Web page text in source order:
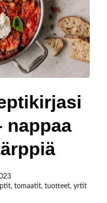
nappaa
,tomaatit,tuotteet,yrtit